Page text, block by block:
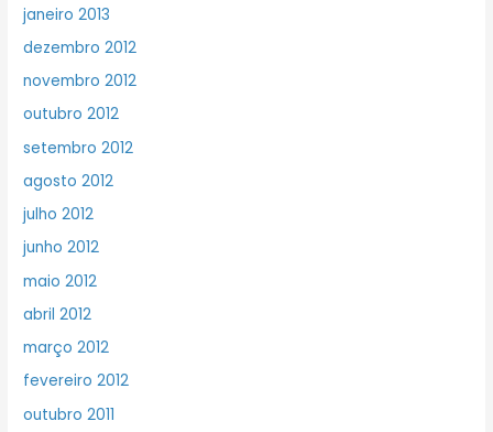
janeiro 2013
dezembro 2012
novembro 2012
outubro 2012
setembro 2012
agosto 2012
julho 2012
junho 2012
maio 2012
abril 2012
março 2012
fevereiro 2012
outubro 2011